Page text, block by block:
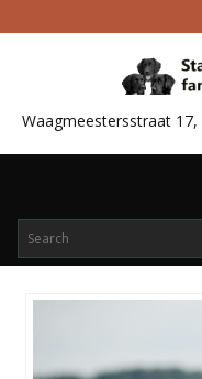
Waagmeestersstraat 17,